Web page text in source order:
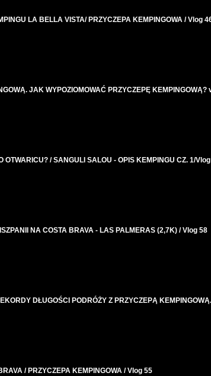
LA BELLA VISTA/ PRZYCZEPA KEMPINGOWA / Vlog
JAK WYPOZIOMOWAĆ PRZYCZEPĘ KEMPINGOWĄ?
/ SANGULI SALOU - OPIS KEMPINGU CZ. 1/
NA COSTA BRAVA - LAS PALMERAS (2,7K) / Vlog 58
DŁUGOŚCI PODRÓŻY Z PRZYCZEPĄ
/ PRZYCZEPA KEMPINGOWA / Vlog 55